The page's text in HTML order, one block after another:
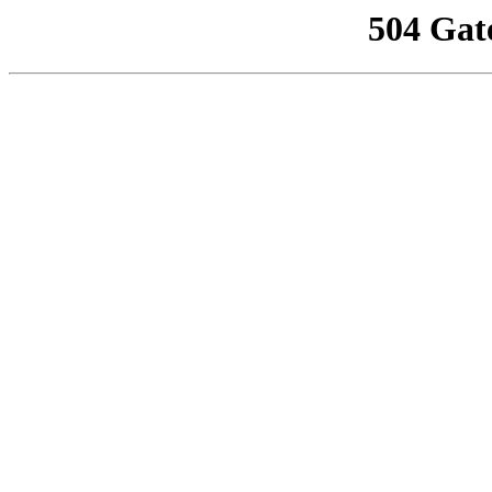
504